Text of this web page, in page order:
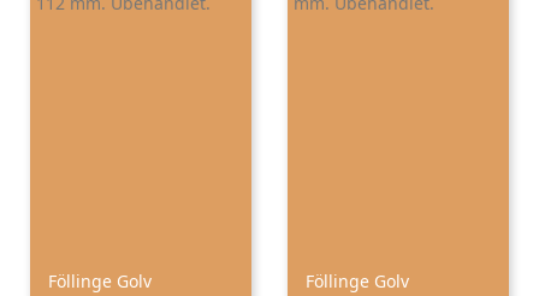
Föllinge Golv
Föllinge Golv